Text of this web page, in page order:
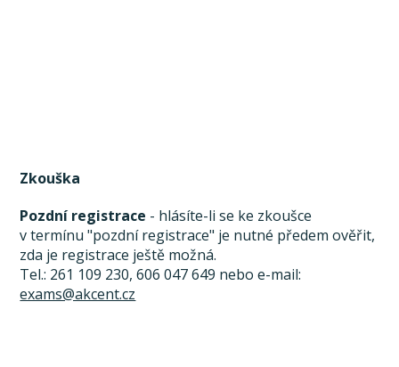
Zkouška
Pozdní registrace - hlásíte-li se ke zkoušce
v termínu "pozdní registrace" je nutné předem ověřit,
zda je registrace ještě možná.
Tel.: 261 109 230, 606 047 649 nebo e-mail:
exams@akcent.cz